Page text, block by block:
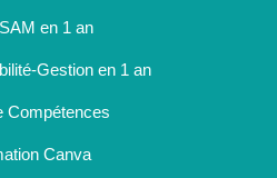
en 1 an
Gestion en 1 an
Compétences
Canva